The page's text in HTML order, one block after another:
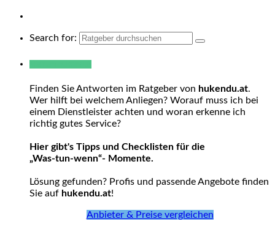
Search for:
Finden Sie Antworten im Ratgeber von hukendu.at.
Wer hilft bei welchem Anliegen? Worauf muss ich bei
einem Dienstleister achten und woran erkenne ich
richtig gutes Service?
Hier gibt's Tipps und Checklisten für die
„Was-tun-wenn“- Momente.
Lösung gefunden? Profis und passende Angebote finden
Sie auf hukendu.at!
Anbieter & Preise vergleichen